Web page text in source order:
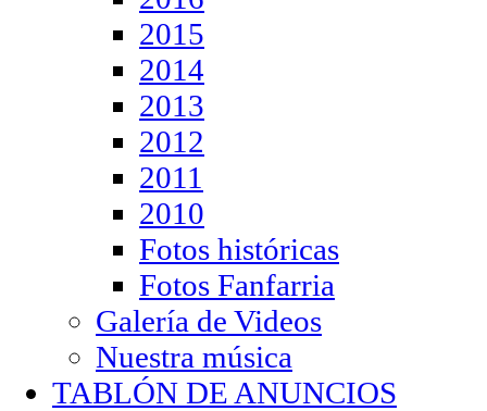
2015
2014
2013
2012
2011
2010
Fotos históricas
Fotos Fanfarria
Galería de Videos
Nuestra música
TABLÓN DE ANUNCIOS